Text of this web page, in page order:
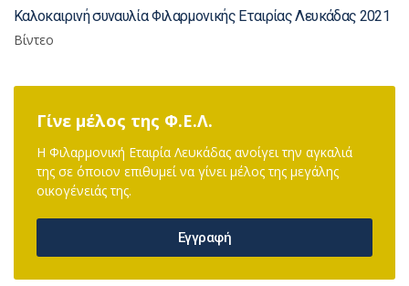
Καλοκαιρινή συναυλία Φιλαρμονικής Εταιρίας Λευκάδας 2021
Βίντεο
Γίνε μέλος της Φ.Ε.Λ.
Η Φιλαρμονική Εταιρία Λευκάδας ανοίγει την αγκαλιά
της σε όποιον επιθυμεί να γίνει μέλος της μεγάλης
οικογένειάς της.
Εγγραφή